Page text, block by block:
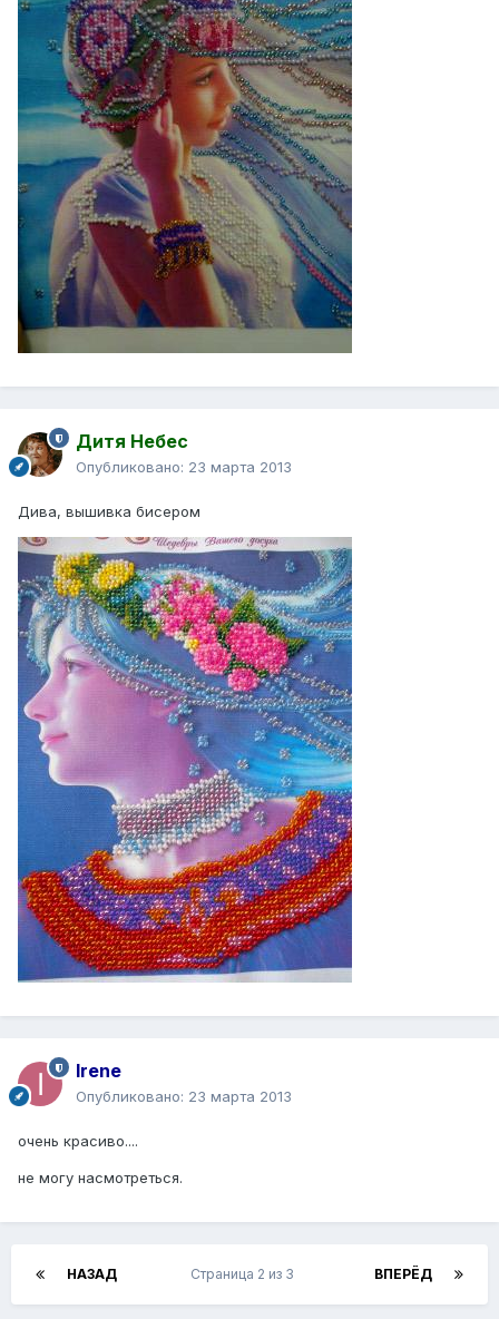
Дитя Небес
Опубликовано: 23 марта 2013
Дива, вышивка бисером
Irene
Опубликовано: 23 марта 2013
очень красиво....
не могу насмотреться.
НАЗАД ВПЕРЁД
Страница 2 из 3